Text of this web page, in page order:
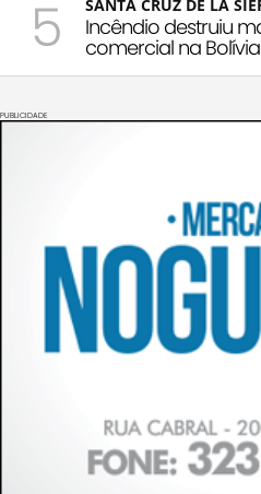
5 SANTA CRUZ DE LA
Incêndio destruiu
comercial na Bolívia
PUBLICIDADE